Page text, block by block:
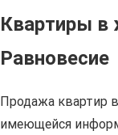
Квартиры в
Равновесие
Продажа квартир
имеющейся